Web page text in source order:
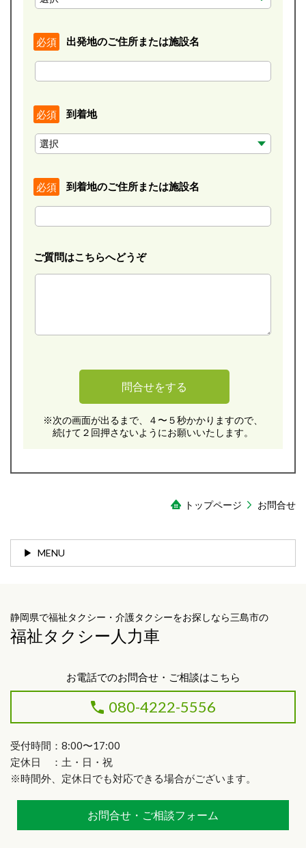
出発地のご住所または施設名
必須
到着地
必須
到着地のご住所または施設名
必須
ご質問はこちらへどうぞ
※次の画面が出るまで、４〜５秒かかりますので、
続けて２回押さないようにお願いいたします。
トップページ お問合せ
MENU
静岡県で福祉タクシー・介護タクシーをお探しなら三島市の
福祉タクシー人力車
お電話でのお問合せ・ご相談はこちら
080-4222-5556
受付時間：8:00〜17:00
定休日 ：土・日・祝
※時間外、定休日でも対応できる場合がございます。
お問合せ・ご相談フォーム